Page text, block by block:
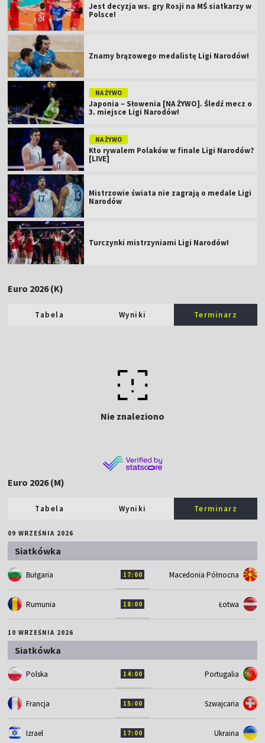
Jest decyzja ws. gry Rosji na MŚ siatkarzy w
Polsce!
Znamy brązowego medalistę Ligi Narodów!
NA ŻYWO
Japonia – Słowenia [NA ŻYWO]. Śledź mecz o
3. miejsce Ligi Narodów!
NA ŻYWO
Kto rywalem Polaków w finale Ligi Narodów?
[LIVE]
Mistrzowie świata nie zagrają o medale Ligi
Narodów
Turczynki mistrzyniami Ligi Narodów!
Euro 2026 (K)
Tabela Wyniki Terminarz
Nie znaleziono
Euro 2026 (M)
Tabela Wyniki Terminarz
09 WRZEŚNIA 2026
Siatkówka
Bułgaria 17:00 Macedonia Północna
Rumunia 18:00 Łotwa
10 WRZEŚNIA 2026
Siatkówka
Polska 14:00 Portugalia
Francja 15:00 Szwajcaria
Izrael 17:00 Ukraina